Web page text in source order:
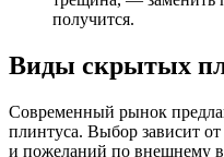
получится.
Виды скрытых
Современный рынок
плинтуса. Выбор зависит
и пожеланий по внешнему